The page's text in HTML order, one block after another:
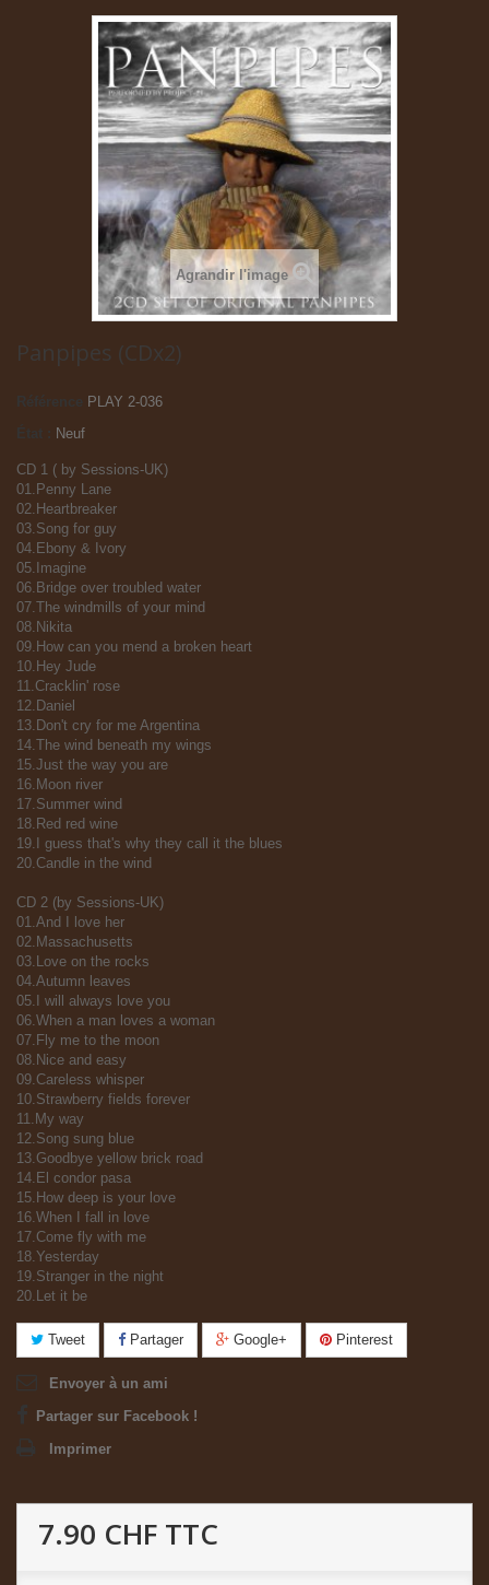
Agrandir l'image
Panpipes (CDx2)
Référence
PLAY 2-036
Neuf
CD 1 ( by Sessions-UK)
01.Penny Lane
02.Heartbreaker
03.Song for guy
04.Ebony & Ivory
05.Imagine
06.Bridge over troubled water
07.The windmills of your mind
08.Nikita
09.How can you mend a broken heart
10.Hey Jude
11.Cracklin' rose
12.Daniel
13.Don't cry for me Argentina
14.The wind beneath my wings
15.Just the way you are
16.Moon river
17.Summer wind
18.Red red wine
19.I guess that's why they call it the blues
20.Candle in the wind
CD 2 (by Sessions-UK)
01.And I love her
02.Massachusetts
03.Love on the rocks
04.Autumn leaves
05.I will always love you
06.When a man loves a woman
07.Fly me to the moon
08.Nice and easy
09.Careless whisper
10.Strawberry fields forever
11.My way
12.Song sung blue
13.Goodbye yellow brick road
14.El condor pasa
15.How deep is your love
16.When I fall in love
17.Come fly with me
18.Yesterday
19.Stranger in the night
20.Let it be
Tweet Partager Google+ Pinterest
Envoyer à un ami
Partager sur Facebook !
Imprimer
7.90 CHF TTC